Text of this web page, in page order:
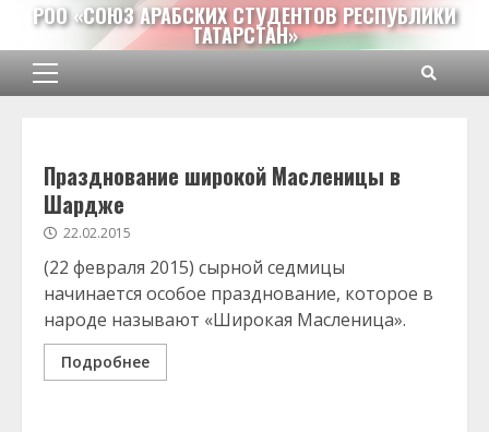
Перейти
содержимому
РОО «СОЮЗ АРАБСКИХ СТУДЕНТОВ РЕСПУБЛИКИ
ТАТАРСТАН»
Основное
Празднование широкой Масленицы в
Шардже
22.02.2015
(22 февраля 2015) сырной седмицы
начинается особое празднование, которое в
народе называют «Широкая Масленица».
Подробнее